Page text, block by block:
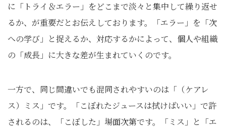
に「トライ＆エラー」をどこまで淡々と集中して繰り返せ
るか、が重要だとお伝えしております。「エラー」を「次
への学び」と捉えるか、対応するかによって、個人や組織
の「成長」に大きな差が生まれていくのです。
一方で、同じ間違いでも混同されやすいのは「（ケアレ
ス）ミス」です。「こぼれたジュースは拭けばいい」で許
されるのは、「こぼした」場面次第です。「ミス」と「エ